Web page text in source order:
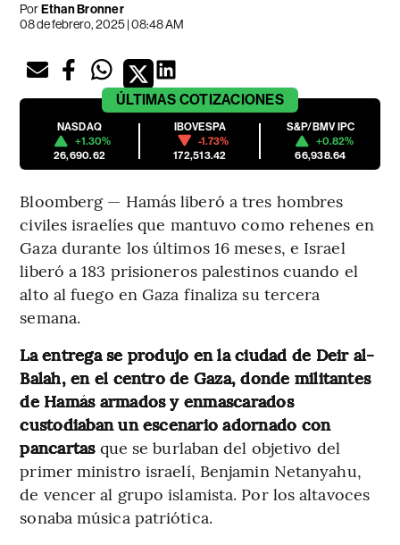
PorEthan Bronner
08 de febrero, 2025 | 08:48 AM
ÚLTIMAS COTIZACIONES
NASDAQ
+1.30%
26,690.62
IBOVESPA
-1.73%
172,513.42
S&P/BMV IPC
+0.82%
66,938.64
Bloomberg — Hamás liberó a tres hombres
civiles israelíes que mantuvo como rehenes en
Gaza durante los últimos 16 meses, e Israel
liberó a 183 prisioneros palestinos cuando el
alto al fuego en Gaza finaliza su tercera
semana.
La entrega se produjo en la ciudad de Deir al-
Balah, en el centro de Gaza, donde militantes
de Hamás armados y enmascarados
custodiaban un escenario adornado con
pancartasque se burlaban del objetivo del
primer ministro israelí, Benjamin Netanyahu,
de vencer al grupo islamista. Por los altavoces
sonaba música patriótica.